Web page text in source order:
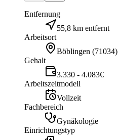
Entfernung
55,8 km entfernt
Arbeitsort
Böblingen (71034)
Gehalt
3.330 - 4.083€
Arbeitszeitmodell
Vollzeit
Fachbereich
Gynäkologie
Einrichtungstyp